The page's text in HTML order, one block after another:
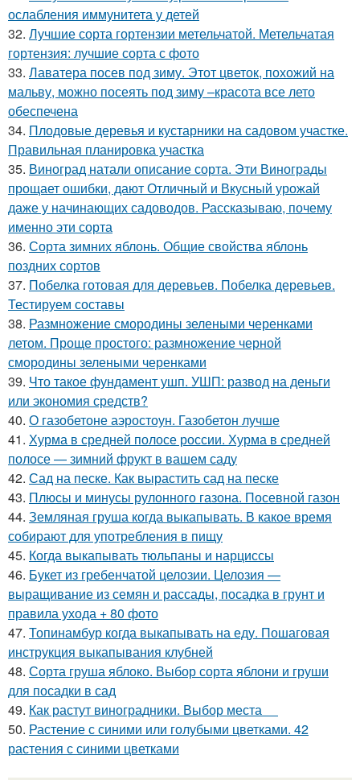
ослабления иммунитета у детей
32. Лучшие сорта гортензии метельчатой. Метельчатая
гортензия: лучшие сорта с фото
33. Лаватера посев под зиму. Этот цветок, похожий на
мальву, можно посеять под зиму –красота все лето
обеспечена
34. Плодовые деревья и кустарники на садовом участке.
Правильная планировка участка
35. Виноград натали описание сорта. Эти Винограды
прощает ошибки, дают Отличный и Вкусный урожай
даже у начинающих садоводов. Рассказываю, почему
именно эти сорта
36. Сорта зимних яблонь. Общие свойства яблонь
поздних сортов
37. Побелка готовая для деревьев. Побелка деревьев.
Тестируем составы
38. Размножение смородины зелеными черенками
летом. Проще простого: размножение черной
смородины зелеными черенками
39. Что такое фундамент ушп. УШП: развод на деньги
или экономия средств?
40. О газобетоне аэростоун. Газобетон лучше
41. Хурма в средней полосе россии. Хурма в средней
полосе — зимний фрукт в вашем саду
42. Сад на песке. Как вырастить сад на песке
43. Плюсы и минусы рулонного газона. Посевной газон
44. Земляная груша когда выкапывать. В какое время
собирают для употребления в пищу
45. Когда выкапывать тюльпаны и нарциссы
46. Букет из гребенчатой целозии. Целозия —
выращивание из семян и рассады, посадка в грунт и
правила ухода + 80 фото
47. Топинамбур когда выкапывать на еду. Пошаговая
инструкция выкапывания клубней
48. Сорта груша яблоко. Выбор сорта яблони и груши
для посадки в сад
49. Как растут виноградники. Выбор места
50. Растение с синими или голубыми цветками. 42
растения с синими цветками